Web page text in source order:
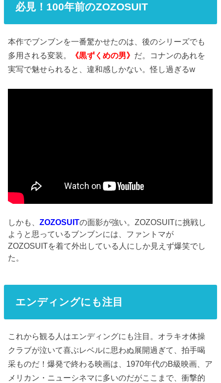
必見！100年前のZOZOSUIT
本作でブンブンを一番驚かせたのは、後のシリーズでも
多用される変装。
《黒ずくめの男》 だ。コナンのあれを
実写で魅せられると、違和感しかない。怪し過ぎるw
しかも、ZOZOSUITの面影が強い。ZOZOSUITに挑戦し
ようと思っているブンブンには、ファントマが
ZOZOSUITを着て外出している人にしか見えず爆笑でし
た。
エンディングにも注目
これから観る人はエンディングにも注目。オラキオ体操
クラブが泣いて喜ぶレベルに思わぬ展開過ぎて、拍手喝
采ものだ！爆発で終わる映画は、1970年代のB級映画、ア
メリカン・ニューシネマに多いのだがここまで、衝撃的